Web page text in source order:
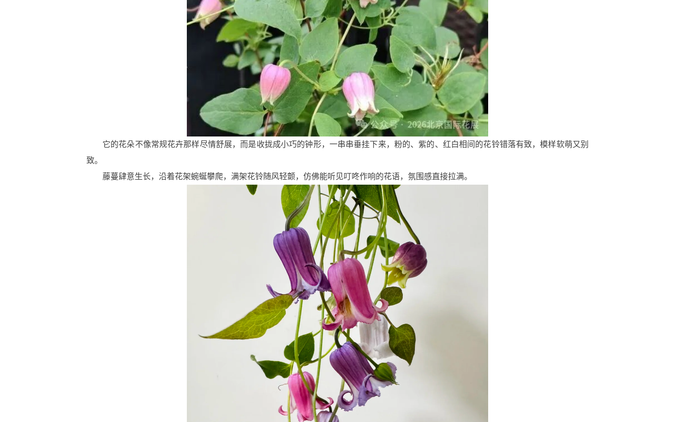
它的花朵不像常规花卉那样尽情舒展，而是收拢成小巧的钟形，一串串垂挂下来，粉的、紫的、红白相间的花铃错落有致，模样软萌又别
致。
藤蔓肆意生长，沿着花架蜿蜒攀爬，满架花铃随风轻颤，仿佛能听见叮咚作响的花语，氛围感直接拉满。